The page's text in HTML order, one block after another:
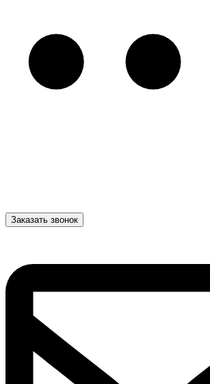
Заказать звонок